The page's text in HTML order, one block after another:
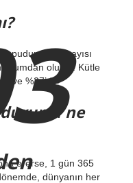
Atom sayısı
oluşur. Kütle
ve %27’dir.
ne
ererse, 1 gün 365
dünyanın her